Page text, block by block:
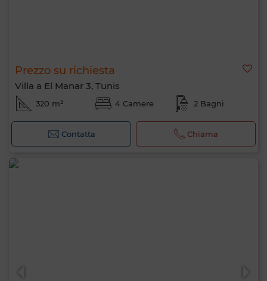
Prezzo su richiesta
Villa a El Manar 3, Tunis
320 m² 4 Camere 2 Bagni
Contatta Chiama